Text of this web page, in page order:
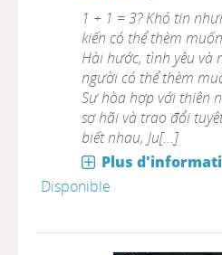
1 + 1 = 3? Khó tin
kiến có thể thèm
Hài hước, tình yêu và
người có thể thèm
Sự hòa hợp với thiên
sợ hãi và trao đổi
biết nhau, Ju[...]
Plus
Disponible